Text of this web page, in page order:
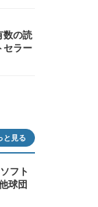
数の読
ラー
と見る
フト
球団